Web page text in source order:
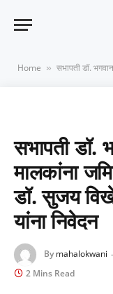
Home » सभापती डॉ. भगवान मुरूमकर
सभापती डॉ.
मालकांना
डॉ. सुजय
यांना निवेदन
By mahalokwani
2 Mins Read